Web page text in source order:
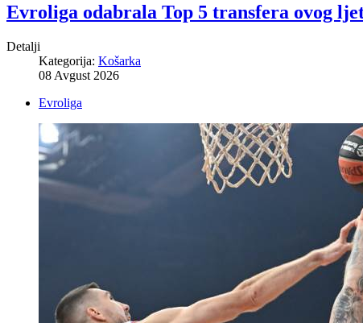
Evroliga odabrala Top 5 transfera ovog
Detalji
Kategorija: Košarka
08 Avgust 2026
Evroliga